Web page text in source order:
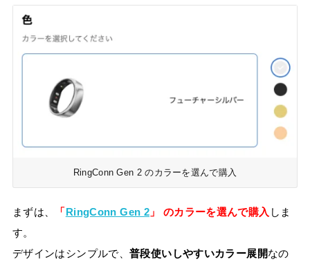
RingConn Gen 2 のカラーを選んで購入
まずは、 「RingConn Gen 2 」 のカラーを選んで購入 しま
す。
デザインはシンプルで、普段使いしやすいカラー展開なの